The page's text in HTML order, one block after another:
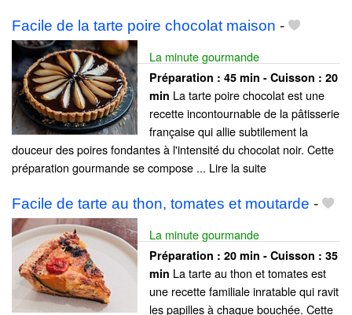
Facile de la tarte poire chocolat maison -
La minute gourmande
Préparation : 45 min - Cuisson : 20
min La tarte poire chocolat est une
recette incontournable de la pâtisserie
française qui allie subtilement la
douceur des poires fondantes à l'intensité du chocolat noir. Cette
préparation gourmande se compose ... Lire la suite
Facile de tarte au thon, tomates et moutarde -
La minute gourmande
Préparation : 20 min - Cuisson : 35
min La tarte au thon et tomates est
une recette familiale inratable qui ravit
les papilles à chaque bouchée. Cette